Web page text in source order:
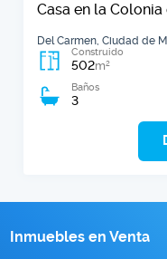
Casa en la
Del Carmen, Ciudad de
Construido
502m2
Baños
3
Inmuebles en Venta